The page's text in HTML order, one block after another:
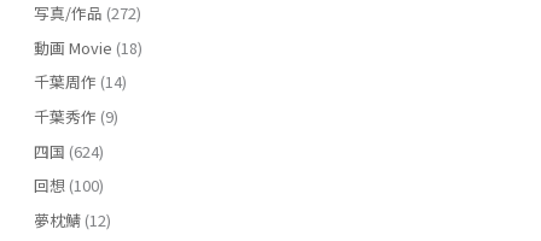
写真/作品 (272)
動画 Movie (18)
千葉周作 (14)
千葉秀作 (9)
四国 (624)
回想(100)
夢枕鯖(12)